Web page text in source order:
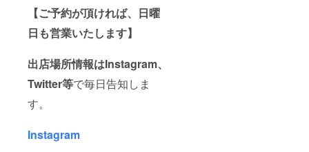
【ご予約が頂ければ、日曜
日も営業いたします】
出店場所情報はInstagram、
Twitter等で毎日告知しま
す。
Instagram